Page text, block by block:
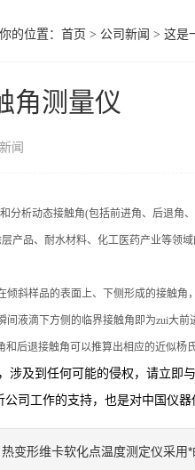
的位置： 首页 > 公司新闻 > 这是
角测量仪
闻
分析动态接触角(包括前进角、后退角
产品、耐水材料、化工医药产业等领域
斜样品的表面上、下侧形成的接触角
液滴下方侧的临界接触角即为zui大前
后退接触角可以推算出相应的近似杨氏
涉及到任何可能的侵权，请立即
司工作的支持，也是对中国仪器
热变形维卡软化点温度测定仪采用